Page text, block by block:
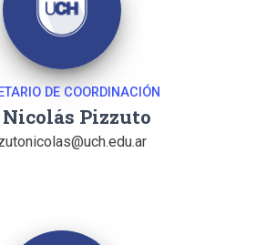
DE COORDINACIÓN
Nicolás Pizzuto